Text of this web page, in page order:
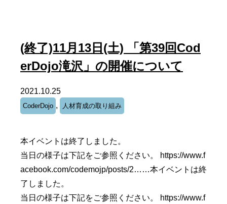
(終了)11月13日(土) 「第39回Cod
erDojo滝沢」の開催について
2021.10.25
CoderDojo , 人材育成の取り組み
本イベントは終了しました。
当日の様子は下記をご参照ください。 https://www.f
acebook.com/codemojp/posts/2……本イベントは終
了しました。
当日の様子は下記をご参照ください。 https://www.f